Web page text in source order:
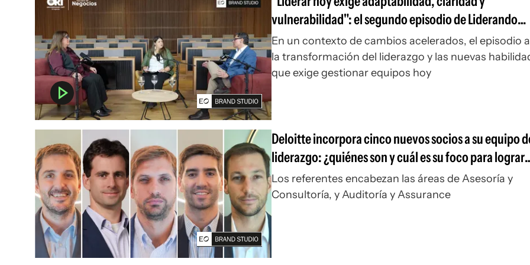
vulnerabilidad": el segundo episodio de Liderando
Transformaciones
En un contexto de cambios acelerados, el episodio
la transformación del liderazgo y las nuevas
que exige gestionar equipos hoy
Deloitte incorpora cinco nuevos socios a su equipo
liderazgo: ¿quiénes son y cuál es su foco para lograr
resultados de alta performance para sus clientes?
Los referentes encabezan las áreas de Asesoría y
Consultoría, y Auditoría y Assurance